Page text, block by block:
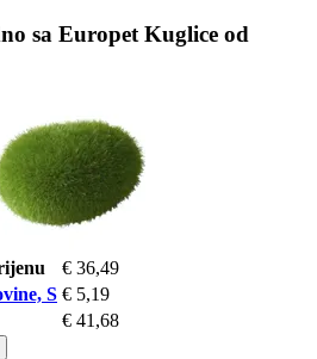
sa Europet Kuglice od
€ 36,49
S € 5,19
€ 41,68